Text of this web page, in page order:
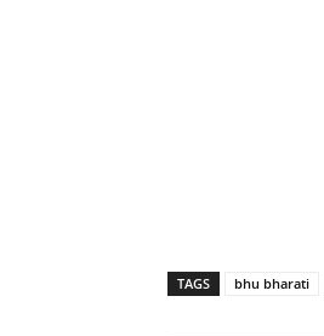
TAGS bhu bharati